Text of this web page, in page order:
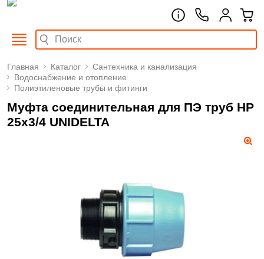
Главная Каталог
Сантехника и канализация
Водоснабжение и отопление
Полиэтиленовые трубы и фитинги
Муфта соединительная для ПЭ труб НР
25х3/4 UNIDELTA